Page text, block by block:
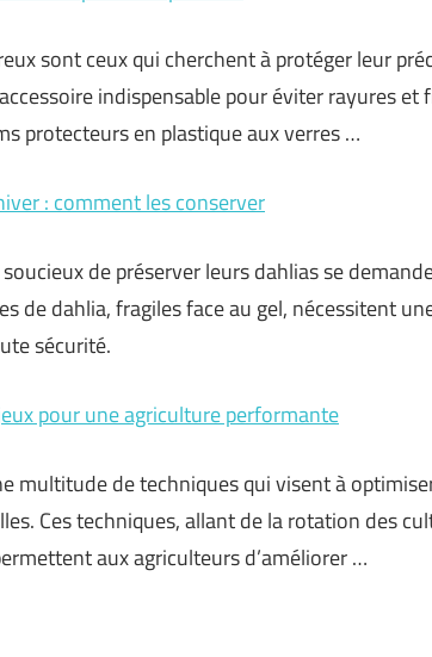
sont ceux qui cherchent à protéger leur
indispensable pour éviter rayures et
protecteurs en plastique aux verres …
: comment les conserver
soucieux de préserver leurs dahlias se
de dahlia, fragiles face au gel, nécessitent
sécurité.
pour une agriculture performante
multitude de techniques qui visent à
Ces techniques, allant de la rotation des
aux agriculteurs d’améliorer …